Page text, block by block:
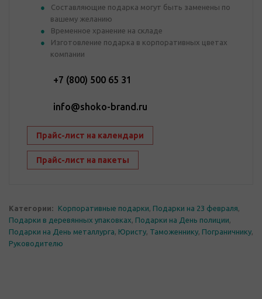
Составляющие подарка могут быть заменены по
вашему желанию
Временное хранение на складе
Изготовление подарка в корпоративных цветах
компании
+7 (800) 500 65 31
info@shoko-brand.ru
Прайс-лист на календари
Прайс-лист на пакеты
Категории: Корпоративные подарки, Подарки на 23 февраля,
Подарки в деревянных упаковках, Подарки на День полиции,
Подарки на День металлурга, Юристу, Таможеннику, Пограничнику,
Руководителю